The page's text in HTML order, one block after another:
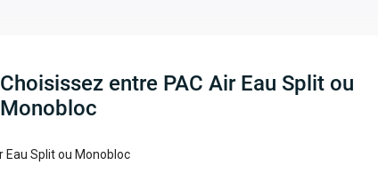
Choisissez entre PAC Air Eau Split ou
Monobloc